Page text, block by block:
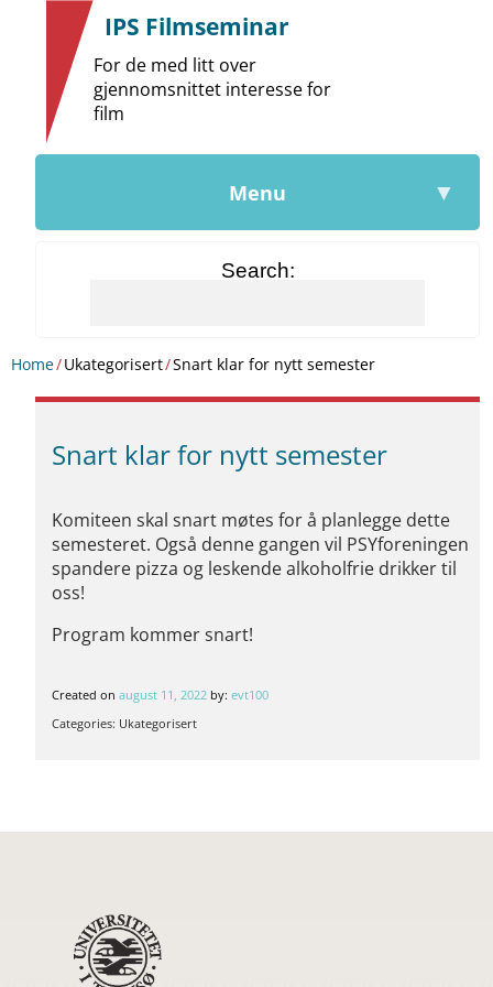
| IPS Filmseminar
For de med litt over
gjennomsnittet interesse for
film
Menu ▼
Home/Ukategorisert/Snart klar for nytt semester
Snart klar for nytt semester
Komiteen skal snart møtes for å planlegge dette
semesteret. Også denne gangen vil PSYforeningen
spandere pizza og leskende alkoholfrie drikker til
oss!
Program kommer snart!
Created onaugust 11, 2022 by:evt100
Categories: Ukategorisert